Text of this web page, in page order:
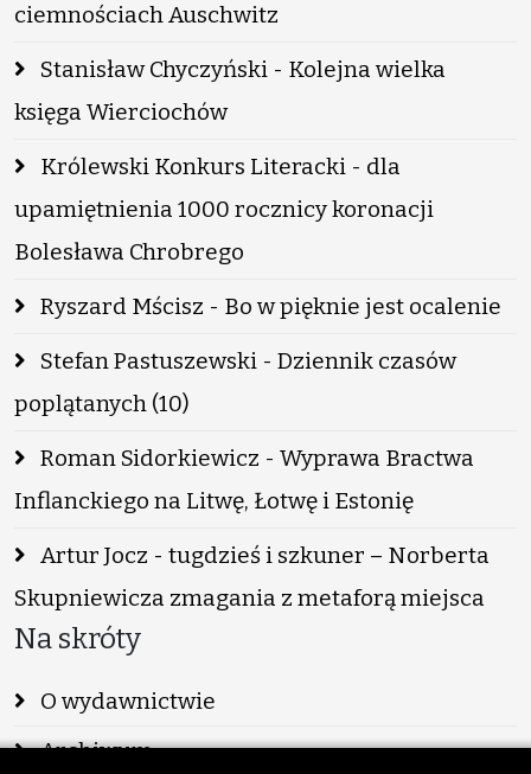
ciemnościach Auschwitz
Stanisław Chyczyński - Kolejna wielka
księga Wierciochów
Królewski Konkurs Literacki - dla
upamiętnienia 1000 rocznicy koronacji
Bolesława Chrobrego
Ryszard Mścisz - Bo w pięknie jest ocalenie
Stefan Pastuszewski - Dziennik czasów
poplątanych (10)
Roman Sidorkiewicz - Wyprawa Bractwa
Inflanckiego na Litwę, Łotwę i Estonię
Artur Jocz - tugdzieś i szkuner – Norberta
Skupniewicza zmagania z metaforą miejsca
Na skróty
O wydawnictwie
Archiwum